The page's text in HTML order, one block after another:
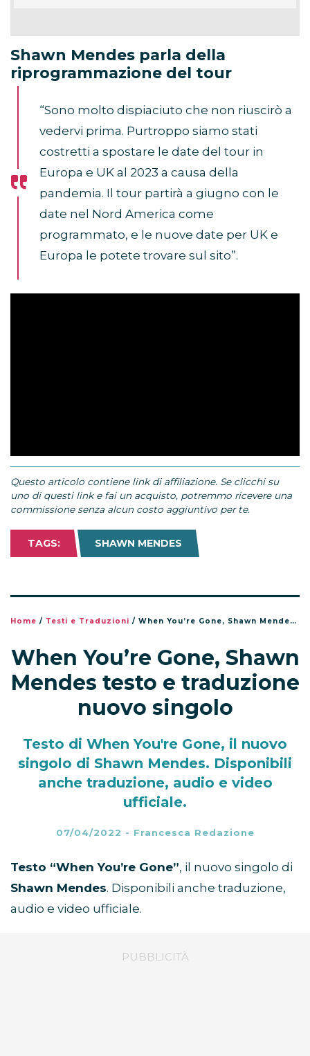
Shawn Mendes parla della
riprogrammazione del tour
“Sono molto dispiaciuto che non riuscirò a
vedervi prima. Purtroppo siamo stati
costretti a spostare le date del tour in
Europa e UK al 2023 a causa della
pandemia. Il tour partirà a giugno con le
date nel Nord America come
programmato, e le nuove date per UK e
Europa le potete trovare sul sito”.
Questo articolo contiene link di affiliazione. Se clicchi su
uno di questi link e fai un acquisto, potremmo ricevere una
commissione senza alcun costo aggiuntivo per te.
TAGS: SHAWN MENDES
Home / Testi e Traduzioni / When You’re Gone, Shawn Mendes testo e traduzione nuovo singolo
When You’re Gone, Shawn
Mendes testo e traduzione
nuovo singolo
Testo di When You're Gone, il nuovo
singolo di Shawn Mendes. Disponibili
anche traduzione, audio e video
ufficiale.
07/04/2022 - Francesca Redazione
Testo “When You’re Gone”, il nuovo singolo di
Shawn Mendes. Disponibili anche traduzione,
audio e video ufficiale.